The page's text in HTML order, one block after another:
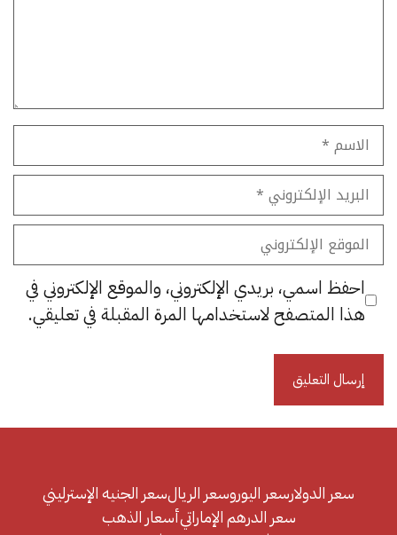
الاسم
البريد
الإلكتروني
الموقع
الإلكتروني
احفظ اسمي، بريدي الإلكتروني، والموقع الإلكتروني في
هذا المتصفح لاستخدامها المرة المقبلة في تعليقي.
سعر الدولارسعر اليوروسعر الريالسعر الجنيه الإسترليني
سعر الدرهم الإماراتيأسعار الذهب